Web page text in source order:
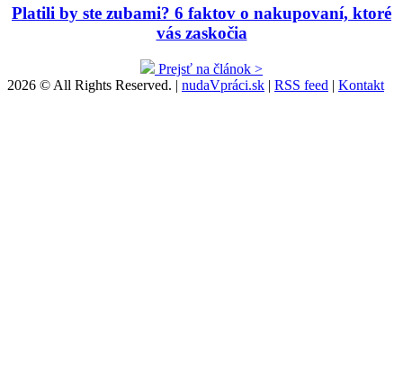
Platili by ste zubami? 6 faktov o nakupovaní, ktoré
vás zaskočia
Prejsť na článok >
2026 © All Rights Reserved. | nudaVpráci.sk RSS feed Kontakt